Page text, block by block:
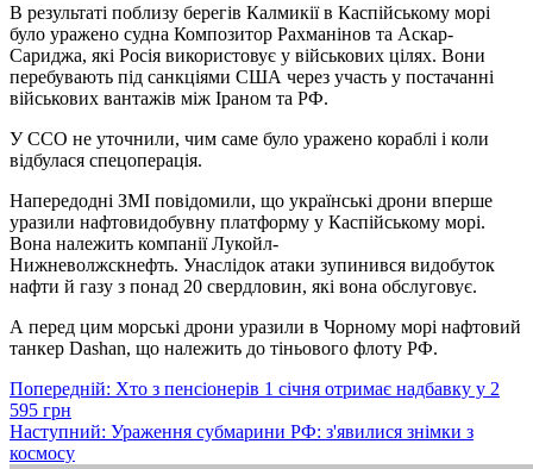
В результаті поблизу берегів Калмикії в Каспійському морі
було уражено судна Композитор Рахманінов та Аскар-
Сариджа, які Росія використовує у військових цілях. Вони
перебувають під санкціями США через участь у постачанні
військових вантажів між Іраном та РФ.
У ССО не уточнили, чим саме було уражено кораблі і коли
відбулася спецоперація.
Напередодні ЗМІ повідомили, що українські дрони вперше
уразили нафтовидобувну платформу у Каспійському морі.
Вона належить компанії Лукойл-
Нижневолжскнефть. Унаслідок атаки зупинився видобуток
нафти й газу з понад 20 свердловин, які вона обслуговує.
А перед цим морські дрони уразили в Чорному морі нафтовий
танкер Dashan, що належить до тіньового флоту РФ.
Навігація
записів
Попередній: Хто з пенсіонерів 1 січня отримає надбавку у 2
595 грн
Наступний: Ураження субмарини РФ: з'явилися знімки з
космосу